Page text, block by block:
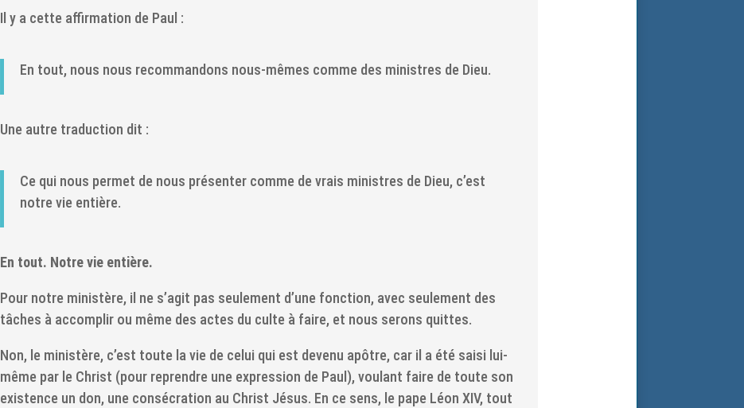
Il y a cette affirmation de Paul :
En tout, nous nous recommandons nous-mêmes comme des ministres de Dieu.
Une autre traduction dit :
Ce qui nous permet de nous présenter comme de vrais ministres de Dieu, c’est
notre vie entière.
En tout. Notre vie entière.
Pour notre ministère, il ne s’agit pas seulement d’une fonction, avec seulement des
tâches à accomplir ou même des actes du culte à faire, et nous serons quittes.
Non, le ministère, c’est toute la vie de celui qui est devenu apôtre, car il a été saisi lui-
même par le Christ (pour reprendre une expression de Paul), voulant faire de toute son
existence un don, une consécration au Christ Jésus. En ce sens, le pape Léon XIV, tout